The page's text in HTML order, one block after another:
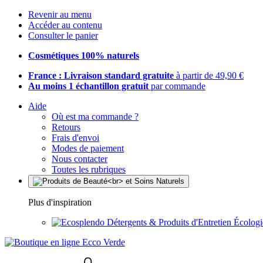
Revenir au menu
Accéder au contenu
Consulter le panier
Cosmétiques 100% naturels
France : Livraison standard gratuite à partir de 49,90 €
Au moins 1 échantillon gratuit par commande
Aide
Où est ma commande ?
Retours
Frais d'envoi
Modes de paiement
Nous contacter
Toutes les rubriques
Plus d'inspiration
Détergents & Produits d'Entretien